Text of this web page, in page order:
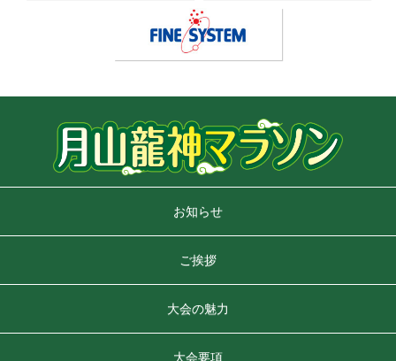
お知らせ
ご挨拶
大会の魅力
大会要項